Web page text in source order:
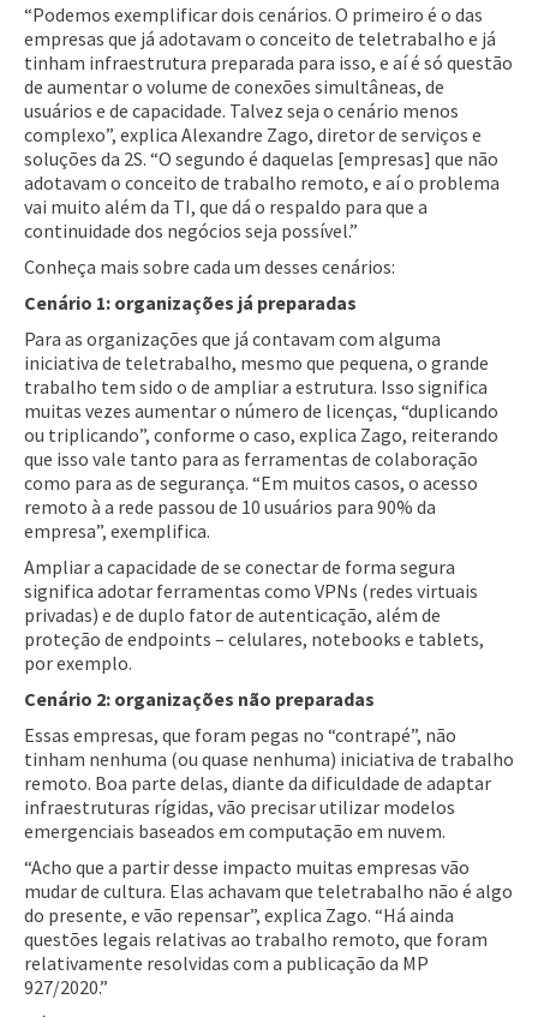
“Podemos exemplificar dois cenários. O primeiro é o das
empresas que já adotavam o conceito de teletrabalho e já
tinham infraestrutura preparada para isso, e aí é só questão
de aumentar o volume de conexões simultâneas, de
usuários e de capacidade. Talvez seja o cenário menos
complexo”, explica Alexandre Zago, diretor de serviços e
soluções da 2S. “O segundo é daquelas [empresas] que não
adotavam o conceito de trabalho remoto, e aí o problema
vai muito além da TI, que dá o respaldo para que a
continuidade dos negócios seja possível.”
Conheça mais sobre cada um desses cenários:
Cenário 1: organizações já preparadas
Para as organizações que já contavam com alguma
iniciativa de teletrabalho, mesmo que pequena, o grande
trabalho tem sido o de ampliar a estrutura. Isso significa
muitas vezes aumentar o número de licenças, “duplicando
ou triplicando”, conforme o caso, explica Zago, reiterando
que isso vale tanto para as ferramentas de colaboração
como para as de segurança. “Em muitos casos, o acesso
remoto à a rede passou de 10 usuários para 90% da
empresa”, exemplifica.
Ampliar a capacidade de se conectar de forma segura
significa adotar ferramentas como VPNs (redes virtuais
privadas) e de duplo fator de autenticação, além de
proteção de endpoints – celulares, notebooks e tablets,
por exemplo.
Cenário 2: organizações não preparadas
Essas empresas, que foram pegas no “contrapé”, não
tinham nenhuma (ou quase nenhuma) iniciativa de trabalho
remoto. Boa parte delas, diante da dificuldade de adaptar
infraestruturas rígidas, vão precisar utilizar modelos
emergenciais baseados em computação em nuvem.
“Acho que a partir desse impacto muitas empresas vão
mudar de cultura. Elas achavam que teletrabalho não é algo
do presente, e vão repensar”, explica Zago. “Há ainda
questões legais relativas ao trabalho remoto, que foram
relativamente resolvidas com a publicação da MP
927/2020.”